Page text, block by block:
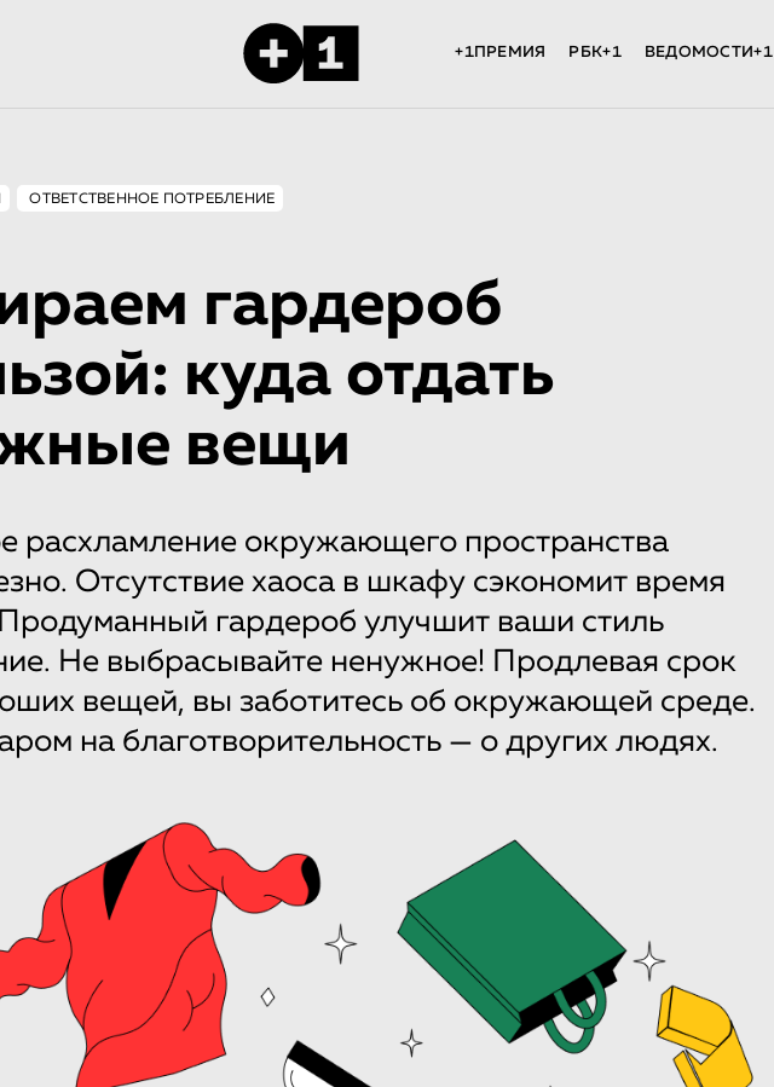
+1ПРЕМИЯ РБК+1 ВЕДОМОСТИ+1
ОТВЕТСТВЕННОЕ ПОТРЕБЛЕНИЕ
гардероб
куда отдать
вещи
расхламление окружающего пространства
Отсутствие хаоса в шкафу сэкономит время
гардероб улучшит ваши стиль
Не выбрасывайте ненужное! Продлевая срок
вещей, вы заботитесь об окружающей среде.
на благотворительность — о других людях.